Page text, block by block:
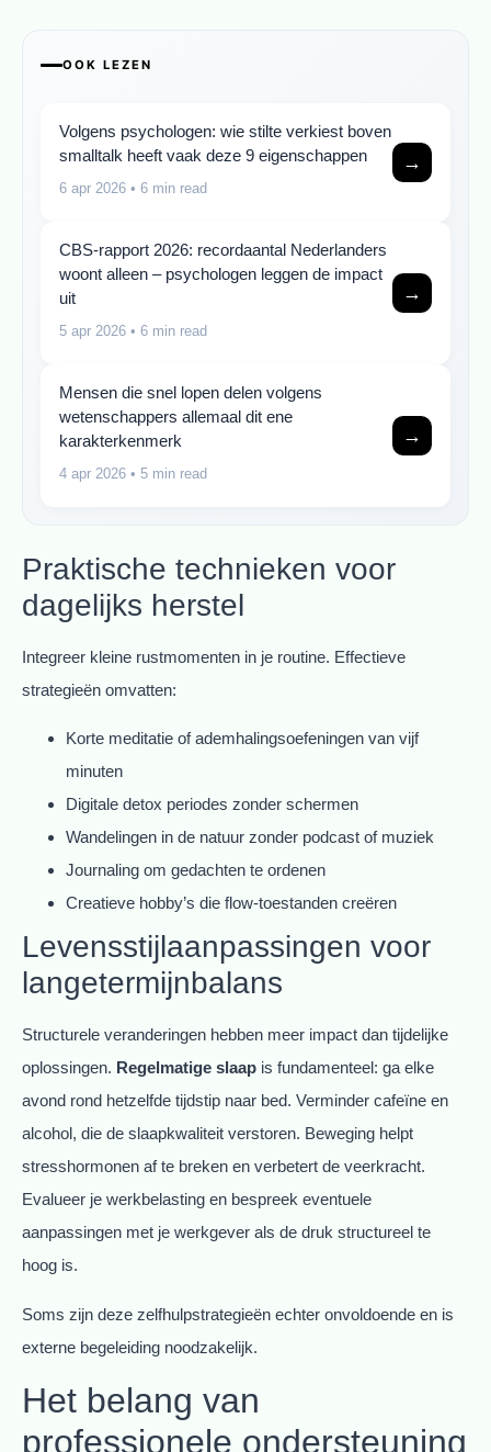
OOK LEZEN
Volgens psychologen: wie stilte verkiest boven
smalltalk heeft vaak deze 9 eigenschappen
6 apr 2026 • 6 min read
→
CBS-rapport 2026: recordaantal Nederlanders
woont alleen – psychologen leggen de impact
uit
5 apr 2026 • 6 min read
→
Mensen die snel lopen delen volgens
wetenschappers allemaal dit ene
karakterkenmerk
4 apr 2026 • 5 min read
→
Praktische technieken voor
dagelijks herstel
Integreer kleine rustmomenten in je routine. Effectieve
strategieën omvatten:
Korte meditatie of ademhalingsoefeningen van vijf
minuten
Digitale detox periodes zonder schermen
Wandelingen in de natuur zonder podcast of muziek
Journaling om gedachten te ordenen
Creatieve hobby’s die flow-toestanden creëren
Levensstijlaanpassingen voor
langetermijnbalans
Structurele veranderingen hebben meer impact dan tijdelijke
oplossingen. Regelmatige slaap is fundamenteel: ga elke
avond rond hetzelfde tijdstip naar bed. Verminder cafeïne en
alcohol, die de slaapkwaliteit verstoren. Beweging helpt
stresshormonen af te breken en verbetert de veerkracht.
Evalueer je werkbelasting en bespreek eventuele
aanpassingen met je werkgever als de druk structureel te
hoog is.
Soms zijn deze zelfhulpstrategieën echter onvoldoende en is
externe begeleiding noodzakelijk.
Het belang van
professionele ondersteuning